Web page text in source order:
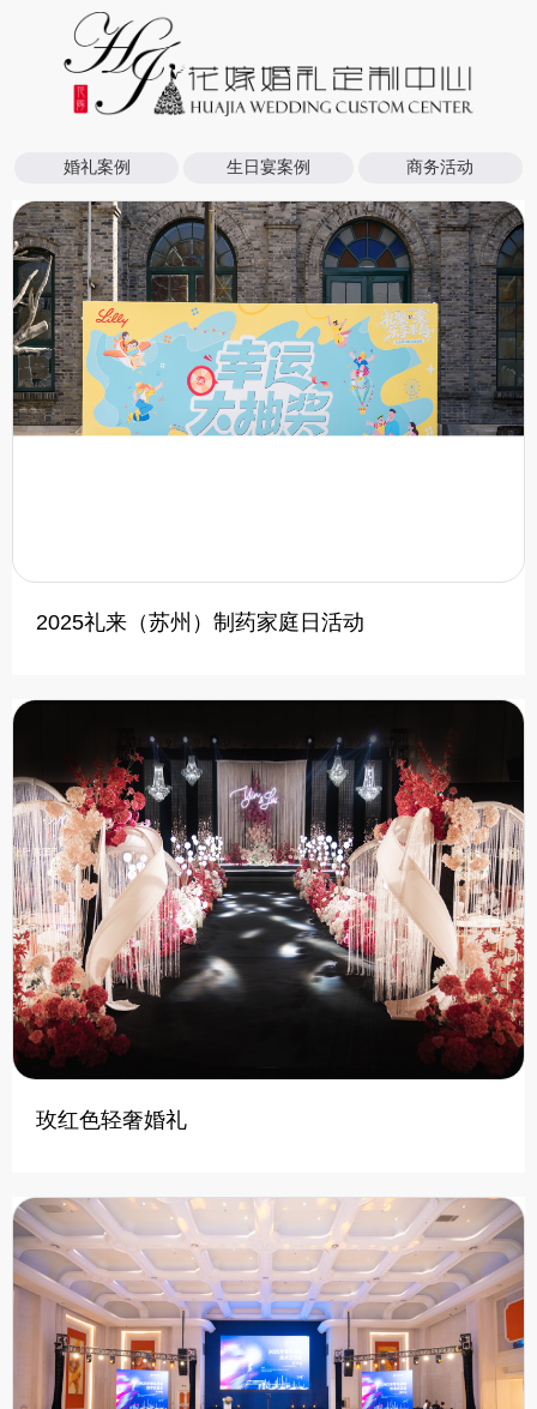
婚礼案例 生日宴案例 商务活动
2025礼来（苏州）制药家庭日活动
玫红色轻奢婚礼